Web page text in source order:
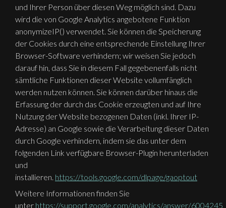
und Ihrer Person über diesen Weg möglich sind. Dazu
wird die von Google Analytics angebotene Funktion
anonymizeIP() verwendet. Sie können die Speicherung
der Cookies durch eine entsprechende Einstellung Ihrer
Browser-Software verhindern; wir weisen Sie jedoch
darauf hin, dass Sie in diesem Fall gegebenenfalls nicht
sämtliche Funktionen dieser Website vollumfänglich
werden nutzen können. Sie können darüber hinaus die
Erfassung der durch das Cookie erzeugten und auf Ihre
Nutzung der Website bezogenen Daten (inkl. Ihrer IP-
Adresse) an Google sowie die Verarbeitung dieser Daten
durch Google verhindern, indem sie das unter dem
folgenden Link verfügbare Browser-Plugin herunterladen
und
installieren. https://tools.google.com/dlpage/gaoptout
Weitere Informationen finden Sie
unter https://support.google.com/analytics/answer/6004245